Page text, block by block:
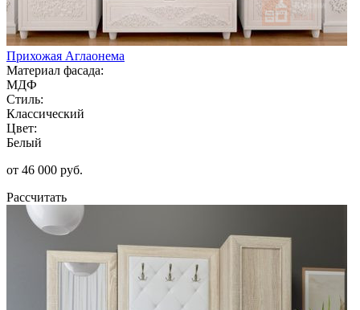
Прихожая Аглаонема
Материал фасада:
МДФ
Стиль:
Классический
Цвет:
Белый
от 46 000 руб.
Рассчитать